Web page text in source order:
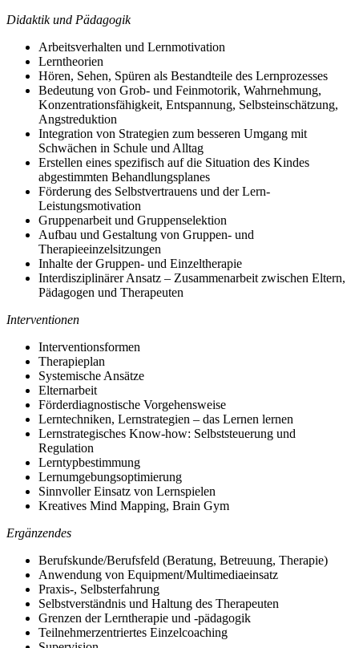
Didaktik und Pädagogik
Arbeitsverhalten und Lernmotivation
Lerntheorien
Hören, Sehen, Spüren als Bestandteile des Lernprozesses
Bedeutung von Grob- und Feinmotorik, Wahrnehmung,
Konzentrationsfähigkeit, Entspannung, Selbsteinschätzung,
Angstreduktion
Integration von Strategien zum besseren Umgang mit
Schwächen in Schule und Alltag
Erstellen eines spezifisch auf die Situation des Kindes
abgestimmten Behandlungsplanes
Förderung des Selbstvertrauens und der Lern-
Leistungsmotivation
Gruppenarbeit und Gruppenselektion
Aufbau und Gestaltung von Gruppen- und
Therapieeinzelsitzungen
Inhalte der Gruppen- und Einzeltherapie
Interdisziplinärer Ansatz – Zusammenarbeit zwischen Eltern,
Pädagogen und Therapeuten
Interventionen
Interventionsformen
Therapieplan
Systemische Ansätze
Elternarbeit
Förderdiagnostische Vorgehensweise
Lerntechniken, Lernstrategien – das Lernen lernen
Lernstrategisches Know-how: Selbststeuerung und
Regulation
Lerntypbestimmung
Lernumgebungsoptimierung
Sinnvoller Einsatz von Lernspielen
Kreatives Mind Mapping, Brain Gym
Ergänzendes
Berufskunde/Berufsfeld (Beratung, Betreuung, Therapie)
Anwendung von Equipment/Multimediaeinsatz
Praxis-, Selbsterfahrung
Selbstverständnis und Haltung des Therapeuten
Grenzen der Lerntherapie und -pädagogik
Teilnehmerzentriertes Einzelcoaching